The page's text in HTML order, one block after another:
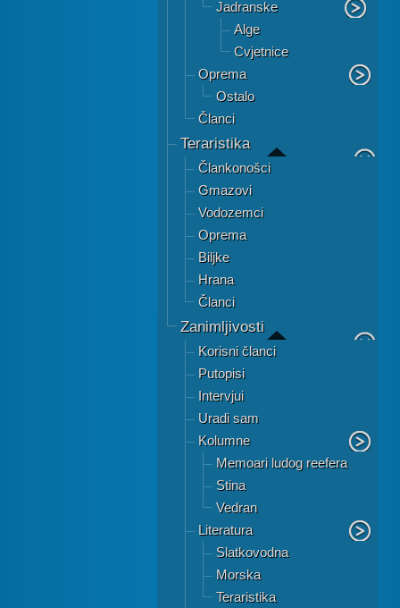
Jadranske
Alge
Cvjetnice
Oprema
Ostalo
Članci
Teraristika
Člankonošci
Gmazovi
Vodozemci
Oprema
Biljke
Hrana
Članci
Zanimljivosti
Korisni članci
Putopisi
Intervjui
Uradi sam
Kolumne
Memoari ludog reefera
Stina
Vedran
Literatura
Slatkovodna
Morska
Teraristika